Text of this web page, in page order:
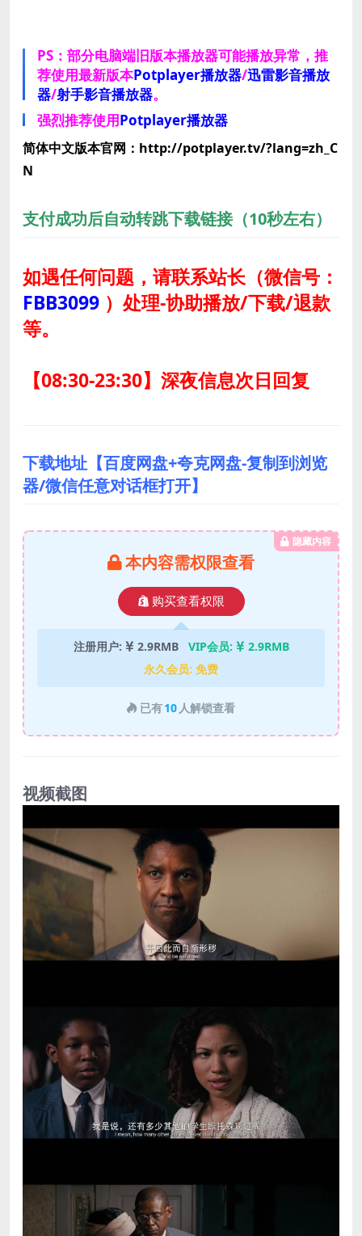
PS：部分电脑端旧版本播放器可能播放异常，推
荐使用最新版本Potplayer播放器/迅雷影音播放
器/射手影音播放器。
强烈推荐使用Potplayer播放器
简体中文版本官网：http://potplayer.tv/?lang=zh_C
N
支付成功后自动转跳下载链接（10秒左右）
如遇任何问题，请联系站长（微信号：
FBB3099 ） 处理-协助播放/下载/退款
等。
【08:30-23:30】深夜信息次日回复
下载地址【百度网盘+夸克网盘-复制到浏览
器/微信任意对话框打开】
隐藏内容
本内容需权限查看
购买查看权限
注册用户: 2.9RMB VIP会员:
2.9RMB
永久会员: 免费
已有10 人解锁查看
视频截图